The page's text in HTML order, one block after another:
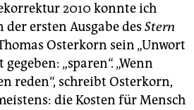
2010 konnte ich
der ersten Ausgabe des Stern
Osterkorn sein „Unwort
„sparen“. „Wenn
reden“, schreibt Osterkorn,
die Kosten für Mensch